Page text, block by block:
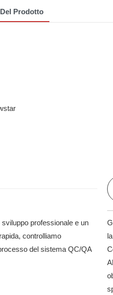
Prodotto
professionale e un
controlliamo
del sistema QC/QA